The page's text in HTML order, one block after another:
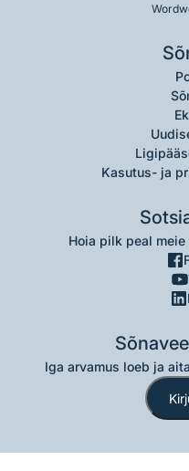
Kasutus- ja
Hoia pilk peal
Iga arvamus loeb ja